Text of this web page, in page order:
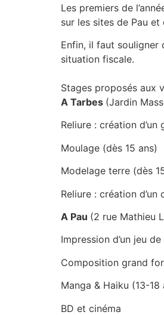
Les premiers de
sur les sites de Pau et
Enfin, il faut souligner
situation fiscale.
Stages proposés aux
A Tarbes (Jardin
Reliure : création d’un
Moulage (dès 15 ans)
Modelage terre (dès
Reliure : création
A Pau (2 rue Mathieu
Impression d’un jeu
Composition grand
Manga & Haiku (13-18
BD et cinéma